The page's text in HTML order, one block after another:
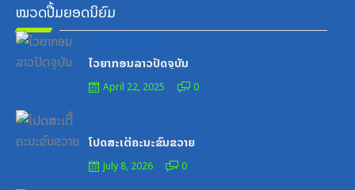
ໝວດປື້ມຍອດນິຍົມ
ໄວຍາກອນລາວປັດຈຸບັນ
April 22, 2025 0
ໂປດສະເຕີ້ຄະນະຂົນຂວາຍ
July 8, 2026 0